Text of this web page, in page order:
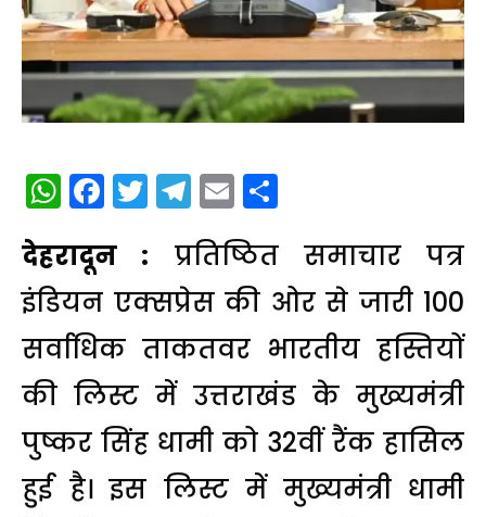
WhatsApp
Facebook
Twitter
Telegram
Email
देहरादून : प्रतिष्ठित समाचार पत्र
इंडियन एक्सप्रेस की ओर से जारी 100
सर्वाधिक ताकतवर भारतीय हस्तियों
की लिस्ट में उत्तराखंड के मुख्यमंत्री
पुष्कर सिंह धामी को 32वीं रैंक हासिल
हुई है। इस लिस्ट में मुख्यमंत्री धामी